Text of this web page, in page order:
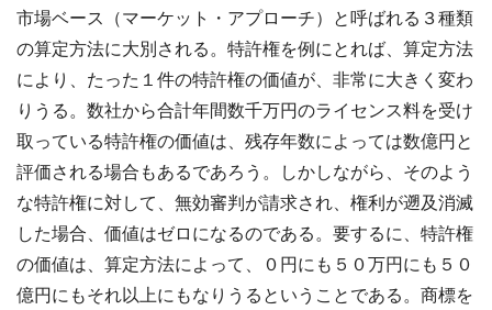
市場ベース（マーケット・アプローチ）と呼ばれる３種類
の算定方法に大別される。特許権を例にとれば、算定方法
により、たった１件の特許権の価値が、非常に大きく変わ
りうる。数社から合計年間数千万円のライセンス料を受け
取っている特許権の価値は、残存年数によっては数億円と
評価される場合もあるであろう。しかしながら、そのよう
な特許権に対して、無効審判が請求され、権利が遡及消滅
した場合、価値はゼロになるのである。要するに、特許権
の価値は、算定方法によって、０円にも５０万円にも５０
億円にもそれ以上にもなりうるということである。商標を